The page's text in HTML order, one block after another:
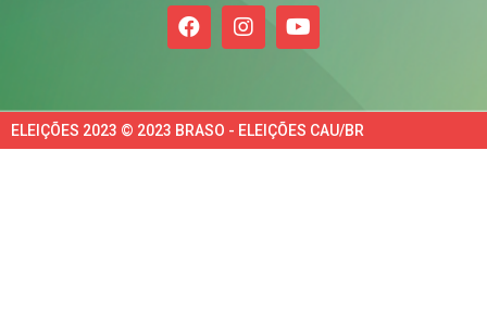
ELEIÇÕES 2023 © 2023 BRASO - ELEIÇÕES CAU/BR